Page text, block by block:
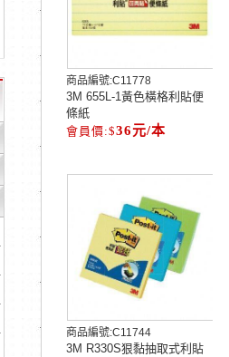
商品編號:C11778
3M 655L-1黃色橫格利貼便
條紙
36元/本
商品編號:C11744
3M R330S狠黏抽取式利貼